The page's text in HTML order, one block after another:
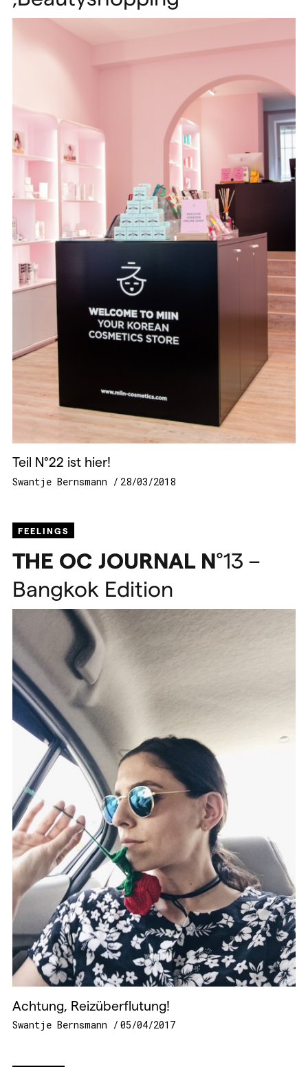
Teil N°22 ist hier!
Swantje Bernsmann 28/03/2018
FEELINGS
THE OC JOURNAL N°13 –
Bangkok Edition
Achtung, Reizüberflutung!
Swantje Bernsmann 05/04/2017